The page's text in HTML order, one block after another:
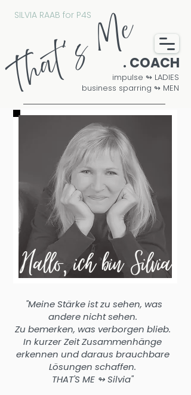
. COACH
That´s Meimpulse ↬ LADIES
business sparring ↬ MEN
SILVIA RAAB for P4S
Hallo, ich bin Silvia
"Meine Stärke ist zu sehen, was
andere nicht sehen.
Zu bemerken, was verborgen blieb.
In kurzer Zeit Zusammenhänge
erkennen und daraus brauchbare
Lösungen schaffen.
THAT'S ME ↬ Silvia"